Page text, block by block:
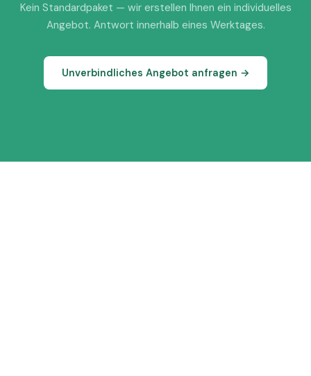
Kein Standardpaket — wir erstellen Ihnen ein individuelles
Angebot. Antwort innerhalb eines Werktages.
Unverbindliches Angebot anfragen →